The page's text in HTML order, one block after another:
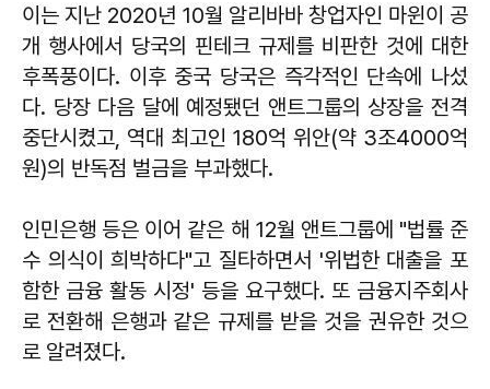
이는 지난 2020년 10월 알리바바 창업자인 마윈이 공
개 행사에서 당국의 핀테크 규제를 비판한 것에 대한
후폭풍이다. 이후 중국 당국은 즉각적인 단속에 나섰
다. 당장 다음 달에 예정됐던 앤트그룹의 상장을 전격
중단시켰고, 역대 최고인 180억 위안(약 3조4000억
원)의 반독점 벌금을 부과했다.
인민은행 등은 이어 같은 해 12월 앤트그룹에 "법률 준
수 의식이 희박하다"고 질타하면서 '위법한 대출을 포
함한 금융 활동 시정' 등을 요구했다. 또 금융지주회사
로 전환해 은행과 같은 규제를 받을 것을 권유한 것으
로 알려졌다.